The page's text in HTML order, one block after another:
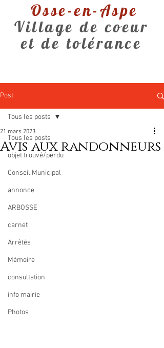
Osse-en-Aspe
Village de coeur
et de tolérance
Post
Tous les posts
objet trouvé/perdu
Conseil Municipal
annonce
ARBOSSE
carnet
Arrêtés
Mémoire
consultation
info mairie
Photos
Tous les posts
Avis aux randonneurs
21 mars 2023